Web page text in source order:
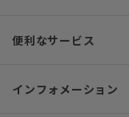
便利なサービス
インフォメーション